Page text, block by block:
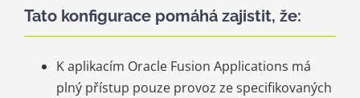
Tato konfigurace pomáhá zajistit, že:
K aplikacím Oracle Fusion Applications má
plný přístup pouze provoz ze specifikovaných